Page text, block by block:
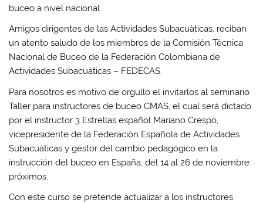
buceo a nivel nacional
Amigos dirigentes de las Actividades Subacuàticas, reciban
un atento saludo de los miembros de la Comisión Técnica
Nacional de Buceo de la Federaciòn Colombiana de
Actividades Subacuáticas – FEDECAS.
Para nosotros es motivo de orgullo el invitarlos al seminario
Taller para instructores de buceo CMAS, el cual será dictado
por el instructor 3 Estrellas español Mariano Crespo,
vicepresidente de la Federación Española de Actividades
Subacuáticas y gestor del cambio pedagógico en la
instrucción del buceo en España, del 14 al 26 de noviembre
próximos.
Con este curso se pretende actualizar a los instructores